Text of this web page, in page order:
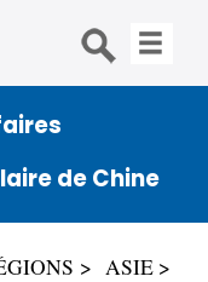
de Chine
ASIE